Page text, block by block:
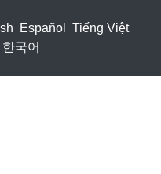
Español
Tiếng Việt
한국어